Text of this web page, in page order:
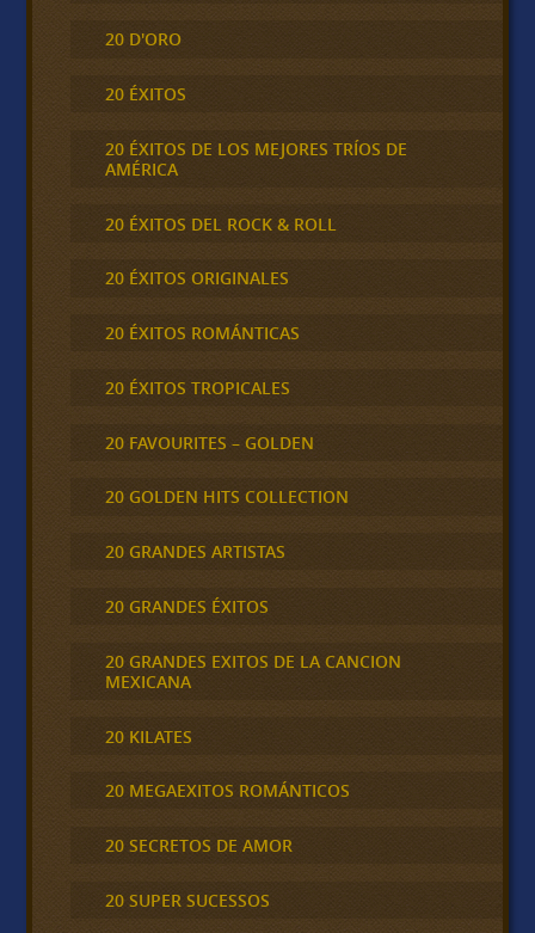
20 D'ORO
20 ÉXITOS
20 ÉXITOS DE LOS MEJORES TRÍOS DE
AMÉRICA
20 ÉXITOS DEL ROCK & ROLL
20 ÉXITOS ORIGINALES
20 ÉXITOS ROMÁNTICAS
20 ÉXITOS TROPICALES
20 FAVOURITES – GOLDEN
20 GOLDEN HITS COLLECTION
20 GRANDES ARTISTAS
20 GRANDES ÉXITOS
20 GRANDES EXITOS DE LA CANCION
MEXICANA
20 KILATES
20 MEGAEXITOS ROMÁNTICOS
20 SECRETOS DE AMOR
20 SUPER SUCESSOS